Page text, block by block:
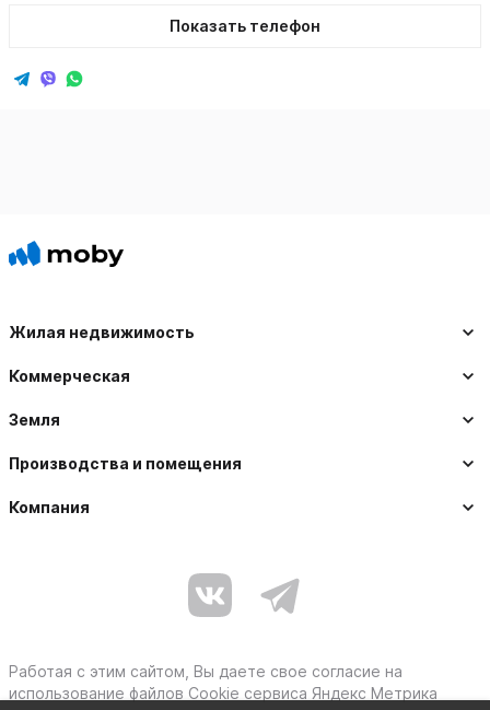
Показать телефон
Жилая недвижимость
Коммерческая
Земля
Производства и помещения
Компания
Работая с этим сайтом, Вы даете свое согласие на
использование файлов Cookie сервиса Яндекс Метрика